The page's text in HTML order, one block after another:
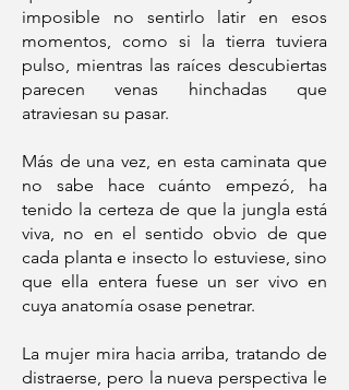
imposible no sentirlo latir en esos
momentos, como si la tierra tuviera
pulso, mientras las raíces descubiertas
parecen venas hinchadas que
atraviesan su pasar.
Más de una vez, en esta caminata que
no sabe hace cuánto empezó, ha
tenido la certeza de que la jungla está
viva, no en el sentido obvio de que
cada planta e insecto lo estuviese, sino
que ella entera fuese un ser vivo en
cuya anatomía osase penetrar.
La mujer mira hacia arriba, tratando de
distraerse, pero la nueva perspectiva le